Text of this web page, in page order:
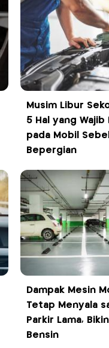
Musim Libur
5 Hal yang Wajib
pada Mobil
Bepergian
Dampak Mesin
Tetap Menyala
Parkir Lama,
Bensin